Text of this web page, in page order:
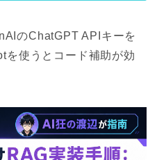
のChatGPT APIキーを
使うとコード補助が効